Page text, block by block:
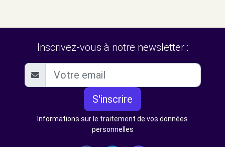
Inscrivez-vous à notre newsletter :
S'inscrire
Informations sur le traitement de vos données
personnelles